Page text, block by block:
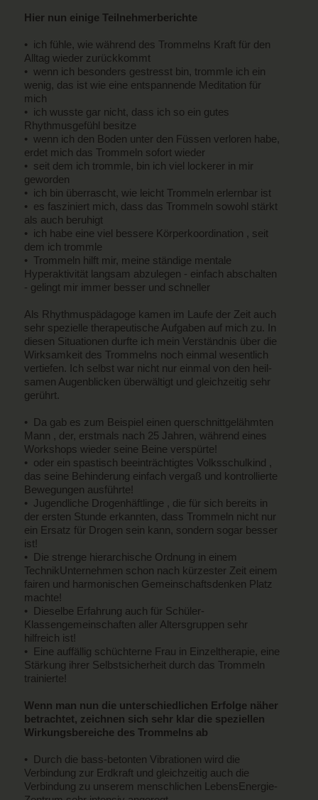
Hier nun einige Teilnehmerberichte
• ich fühle, wie während des Trommelns Kraft für den
Alltag wieder zurückkommt
• wenn ich besonders gestresst bin, trommle ich ein
wenig, das ist wie eine entspannende Meditation für
mich
• ich wusste gar nicht, dass ich so ein gutes
Rhythmusgefühl besitze
• wenn ich den Boden unter den Füssen verloren habe,
erdet mich das Trommeln sofort wieder
• seit dem ich trommle, bin ich viel lockerer in mir
geworden
• ich bin überrascht, wie leicht Trommeln erlernbar ist
• es fasziniert mich, dass das Trommeln sowohl stärkt
als auch beruhigt
• ich habe eine viel bessere Körperkoordination , seit
dem ich trommle
• Trommeln hilft mir, meine ständige mentale
Hyperaktivität langsam abzulegen - einfach abschalten
- gelingt mir immer besser und schneller
Als Rhythmuspädagoge kamen im Laufe der Zeit auch
sehr spezielle therapeutische Aufgaben auf mich zu. In
diesen Situationen durfte ich mein Verständnis über die
Wirksamkeit des Trommelns noch einmal wesentlich
vertiefen. Ich selbst war nicht nur einmal von den heil-
samen Augenblicken überwältigt und gleichzeitig sehr
gerührt.
• Da gab es zum Beispiel einen querschnittgelähmten
Mann , der, erstmals nach 25 Jahren, während eines
Workshops wieder seine Beine verspürte!
• oder ein spastisch beeinträchtigtes Volksschulkind ,
das seine Behinderung einfach vergaß und kontrollierte
Bewegungen ausführte!
• Jugendliche Drogenhäftlinge , die für sich bereits in
der ersten Stunde erkannten, dass Trommeln nicht nur
ein Ersatz für Drogen sein kann, sondern sogar besser
ist!
• Die strenge hierarchische Ordnung in einem
TechnikUnternehmen schon nach kürzester Zeit einem
fairen und harmonischen Gemeinschaftsdenken Platz
machte!
• Dieselbe Erfahrung auch für Schüler-
Klassengemeinschaften aller Altersgruppen sehr
hilfreich ist!
• Eine auffällig schüchterne Frau in Einzeltherapie, eine
Stärkung ihrer Selbstsicherheit durch das Trommeln
trainierte!
Wenn man nun die unterschiedlichen Erfolge näher
betrachtet, zeichnen sich sehr klar die speziellen
Wirkungsbereiche des Trommelns ab
• Durch die bass-betonten Vibrationen wird die
Verbindung zur Erdkraft und gleichzeitig auch die
Verbindung zu unserem menschlichen LebensEnergie-